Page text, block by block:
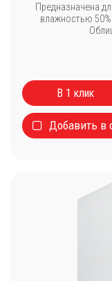
Предназначена
влажностью
В 1 клик
Добавить в